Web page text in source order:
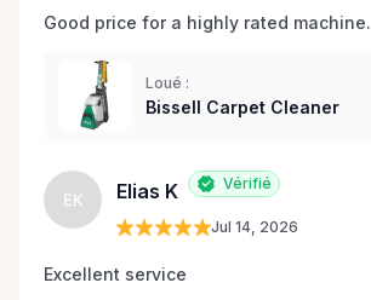
Good price for a highly rated machine.
Loué :
Bissell Carpet Cleaner
EK Elias K Vérifié
Jul 14, 2026
Excellent service